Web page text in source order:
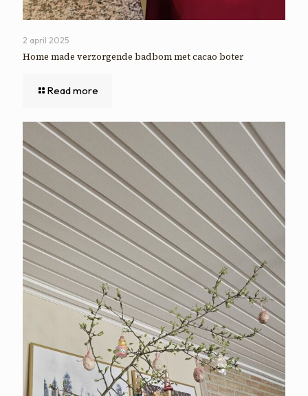
2 april 2025
Home made verzorgende badbom met cacao boter
Read more